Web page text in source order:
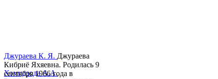
Хомидзода А.А.
Джураева К. Я. Джураева
Кибриё Яхяевна. Родилась 9
сентября 1966 года в